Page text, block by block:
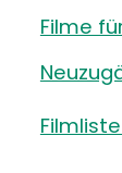
Filme